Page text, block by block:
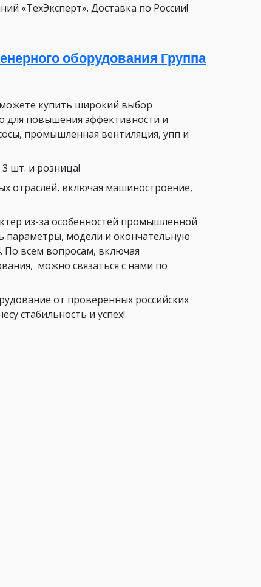
«ТехЭксперт». Доставка по России!
оборудования Группа
купить широкий выбор
для повышения эффективности и
промышленная вентиляция, упп и
шт. и розница!
отраслей, включая машиностроение,
из-за особенностей промышленной
параметры, модели и окончательную
По всем вопросам, включая
можно связаться с нами по
от проверенных российских
стабильность и успех!